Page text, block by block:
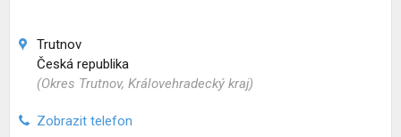
Trutnov
Česká republika
(Okres Trutnov, Královehradecký kraj)
Zobrazit telefon